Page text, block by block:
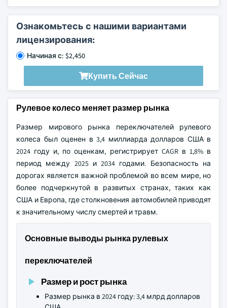
Ознакомьтесь с нашими вариантами
лицензирования:
Начиная с: $2,450
Купить Сейчас
Рулевое колесо меняет размер рынка
Размер мирового рынка переключателей рулевого
колеса был оценен в 3,4 миллиарда долларов США в
2024 году и, по оценкам, регистрирует CAGR в 1,8% в
период между 2025 и 2034 годами. Безопасность на
дорогах является важной проблемой во всем мире, но
более подчеркнутой в развитых странах, таких как
США и Европа, где столкновения автомобилей приводят
к значительному числу смертей и травм.
Основные выводы рынка рулевых
переключателей
Размер и рост рынка
Размер рынка в 2024 году: 3,4 млрд долларов